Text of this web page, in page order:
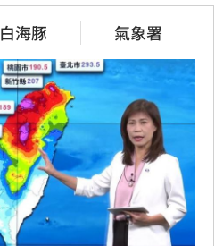
白海豚 氣象署